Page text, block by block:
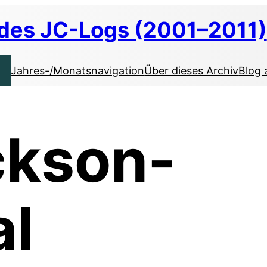
JC-Logs (2001–2011)
Jahres-/MonatsnavigationÜber dieses ArchivBlog